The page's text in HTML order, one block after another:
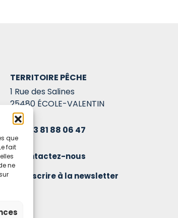
que
fait
ne
TERRITOIRE PÊCHE
1 Rue des Salines
25480 ÉCOLE-VALENTIN
03 81 88 06 47
Contactez-nous
S'inscrire à la newsletter